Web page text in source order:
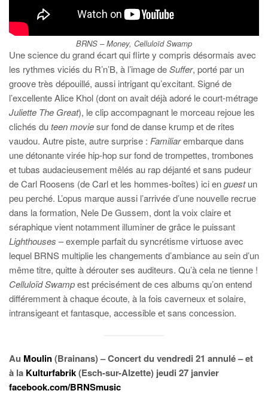
BRNS – Money, Celluloïd Swamp
Une science du grand écart qui flirte y compris désormais avec
les rythmes viciés du R’n’B, à l’image deSuffer, porté par un
groove très dépouillé, aussi intrigant qu’excitant. Signé de
l’excellente Alice Khol (dont on avait déjà adoré le court-métrage
Juliette The Great), le clip accompagnant le morceau rejoue les
clichés duteen moviesur fond de danse krump et de rites
vaudou. Autre piste, autre surprise : Familiarembarque dans
une détonante virée hip-hop sur fond de trompettes, trombones
et tubas audacieusement mêlés au rap déjanté et sans pudeur
de Carl Roosens (de Carl et les hommes-boîtes) ici enguestun
peu perché. L’opus marque aussi l’arrivée d’une nouvelle recrue
dans la formation, Nele De Gussem, dont la voix claire et
séraphique vient notamment illuminer de grâce le puissant
Lighthouses – exemple parfait du syncrétisme virtuose avec
lequel BRNS multiplie les changements d’ambiance au sein d’un
même titre, quitte à dérouter ses auditeurs. Qu’à cela ne tienne !
Celluloïd Swampest précisément de ces albums qu’on entend
différemment à chaque écoute, à la fois caverneux et solaire,
intransigeant et fantasque, accessible et sans concession.
Au Moulin(Brainans) – Concert du vendredi 21 annulé – et
à la Kulturfabrik(Esch-sur-Alzette) jeudi 27 janvier
facebook.com/BRNSmusic